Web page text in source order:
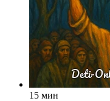
15 мин